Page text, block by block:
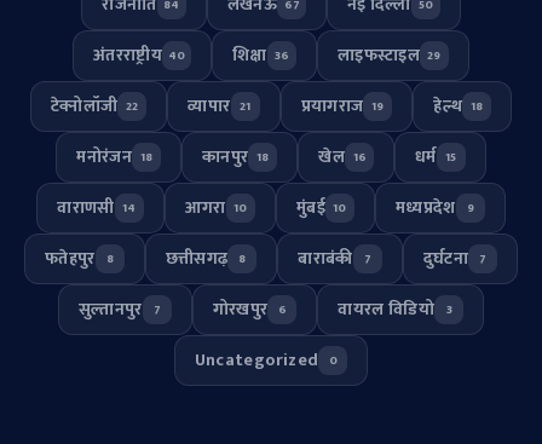
84 67 50
अंतरराष्ट्रीय 40 शिक्षा 36 लाइफस्टाइल 29
टेक्नोलॉजी 22 व्यापार 21 प्रयागराज 19 हेल्थ 18
मनोरंजन 18 कानपुर 18 खेल 16 धर्म 15
वाराणसी 14 आगरा 10 मुंबई 10 मध्यप्रदेश 9
फतेहपुर 8 छत्तीसगढ़ 8 बाराबंकी 7 दुर्घटना 7
सुल्तानपुर 7 गोरखपुर 6 वायरल विडियो 3
Uncategorized 0